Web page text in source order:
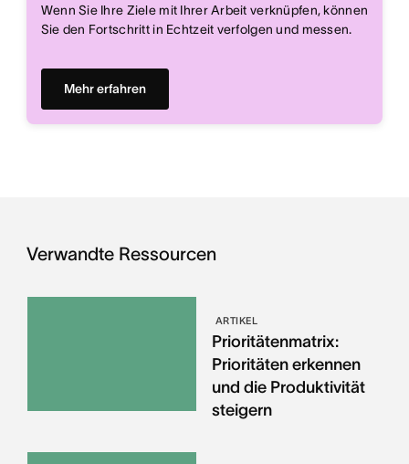
Wenn Sie Ihre Ziele mit Ihrer Arbeit verknüpfen, können
Sie den Fortschritt in Echtzeit verfolgen und messen.
Mehr erfahren
Verwandte Ressourcen
ARTIKEL
Prioritätenmatrix:
Prioritäten erkennen
und die Produktivität
steigern